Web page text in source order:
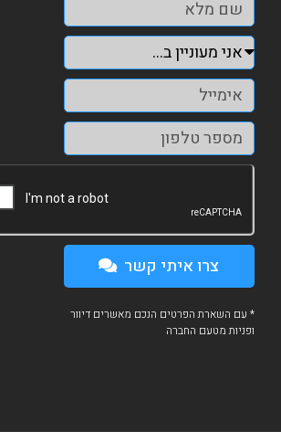
צרו איתי קשר
* עם השארת הפרטים הנכם מאשרים דיוור
ופניות מטעם החברה